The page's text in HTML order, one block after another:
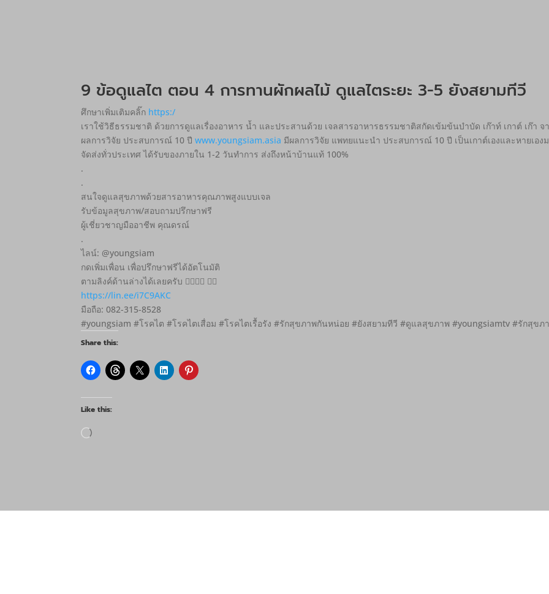
9 ข้อดูแลไต ตอน 4 การทานผักผลไม้ ดูแลไตระยะ 3-5 ยังสยามทีวี
ศึกษาเพิ่มเติมคลิ๊ก https:/
เราใช้วิธีธรรมชาติ ด้วยการดูแลเรื่องอาหาร น้ำ และประสานด้วย เจลสารอาหารธรรมชาติสกัดเข้มข้นบำบัด เก๊าท์ เกาต์ เก๊า
ผลการวิจัย ประสบการณ์ 10 ปี www.youngsiam.asia มีผลการวิจัย แพทยแนะนำ ประสบการณ์ 10 ปี เป็นเกาต์เองและหายเอ
จัดส่งทั่วประเทศ ได้รับของภายใน 1-2 วันทำการ ส่งถึงหน้าบ้านแท้ 100%
.
.
สนใจดูแลสุขภาพด้วยสารอาหารคุณภาพสูงแบบเจล
รับข้อมูลสุขภาพ/สอบถามปรึกษาฟรี
ผู้เชี่ยวชาญมืออาชีพ คุณดรณ์
.
ไลน์: @youngsiam
กดเพิ่มเพื่อน เพื่อปรึกษาฟรีได้อัตโนมัติ
ตามลิงค์ด้านล่างได้เลยครับ 👇🏽👇🏽 👇🏽
https://lin.ee/i7C9AKC
มือถือ: 082-315-8528
#youngsiam #โรคไต #โรคไตเสื่อม #โรคไตเรื้อรัง #รักสุขภาพกันหน่อย #ยังสยามทีวี #ดูแลสุขภาพ #youngsiamtv #รักสุข
Share this:
Like this:
Loading…